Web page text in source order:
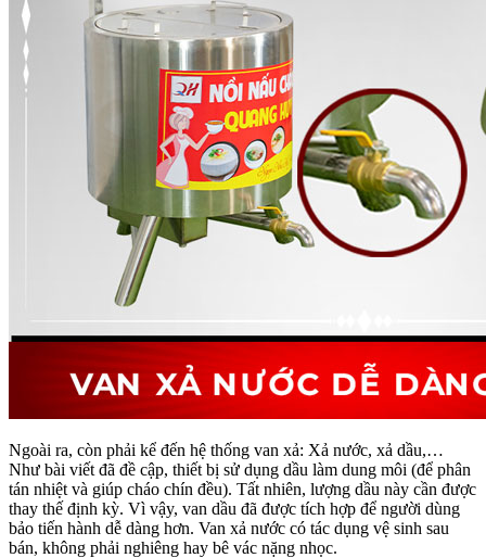
Ngoài ra, còn phải kể đến hệ thống van xả: Xả nước, xả dầu,…
Như bài viết đã đề cập, thiết bị sử dụng dầu làm dung môi (để phân
tán nhiệt và giúp cháo chín đều). Tất nhiên, lượng dầu này cần được
thay thế định kỳ. Vì vậy, van dầu đã được tích hợp để người dùng
bảo tiến hành dễ dàng hơn. Van xả nước có tác dụng vệ sinh sau
bán, không phải nghiêng hay bê vác nặng nhọc.